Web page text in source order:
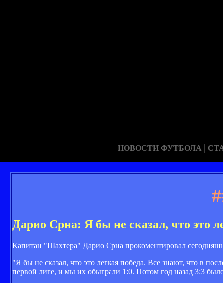
НОВОСТИ ФУТБОЛА |
Дарио Срна: Я бы не сказал, что это
Капитан "Шахтера" Дарио Срна прокоментировал
"Я бы не сказал, что это легкая победа. Все знают, что в
первой лиге, и мы их обыграли 1:0. Потом год назад 3:3